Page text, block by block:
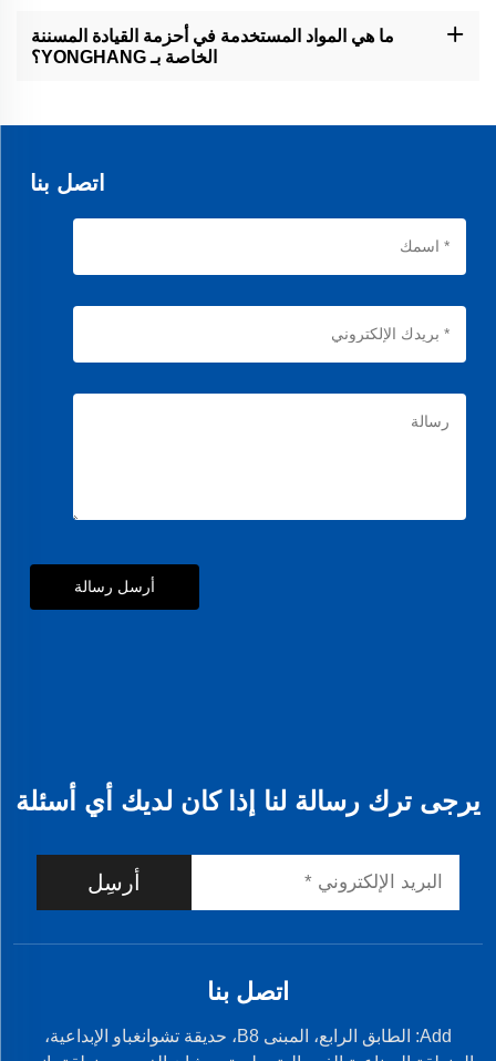
طويلة، ويقدم مرونة وسهولة التركيب. تحتوي أحزمة YONGHANG
المفتوحة على بناء من المطاط القوي للمحيطات القاسية.
ما هي المواد المستخدمة في أحزمة القيادة المسننة
الخاصة بـ YONGHANG؟
اتصل بنا
أرسل رسالة
يرجى ترك رسالة لنا إذا كان لديك أي أسئلة
أرسِل
اتصل بنا
Add: الطابق الرابع، المبنى B8، حديقة تشوانغباو الإبداعية،